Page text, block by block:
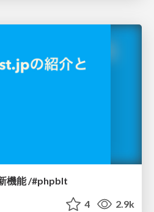
機能 /#phpblt
4 2.9k